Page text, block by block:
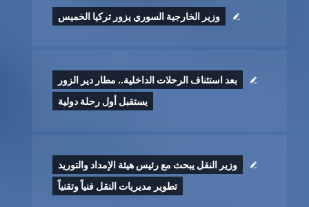
وزير الخارجية السوري يزور تركيا الخميس
بعد استئناف الرحلات الداخلية.. مطار دير الزور
يستقبل أول رحلة دولية
وزير النقل يبحث مع رئيس هيئة الإمداد والتوريد
تطوير ‏مديريات النقل فنياً وتقنياً